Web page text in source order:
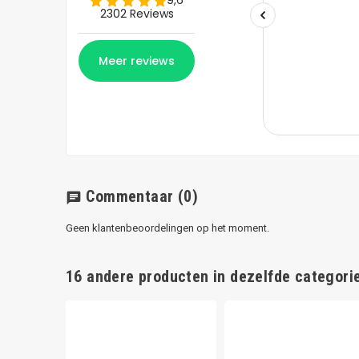
chat Commentaar (0)
Geen klantenbeoordelingen op het moment.
16 andere producten in dezelfde